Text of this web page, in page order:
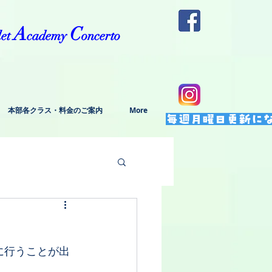
AcademyConcerto
毎週月曜日更新に
本部各クラス・料金のご案内 More
うことが出